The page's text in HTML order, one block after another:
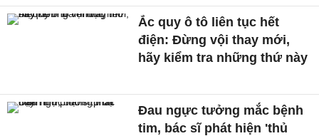
Ắc quy ô tô liên tục hết
điện: Đừng vội thay mới,
hãy kiểm tra những thứ này
Đau ngực tưởng mắc bệnh
tim, bác sĩ phát hiện 'thủ